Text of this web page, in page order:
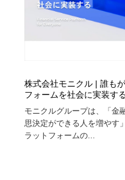
株式会社モニクル | 誰も
フォームを社会に実装す
モニクルグループは、「金
思決定ができる人を増やす
ラットフォームの...